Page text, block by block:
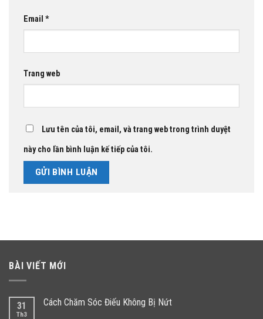
Email *
Trang web
Lưu tên của tôi, email, và trang web trong trình duyệt
này cho lần bình luận kế tiếp của tôi.
BÀI VIẾT MỚI
31
Th3
Cách Chăm Sóc Điếu Không Bị Nứt